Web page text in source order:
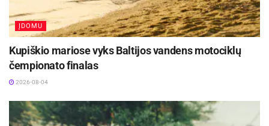
ĮDOMU
Kupiškio mariose vyks Baltijos vandens motociklų
čempionato finalas
2026-08-04